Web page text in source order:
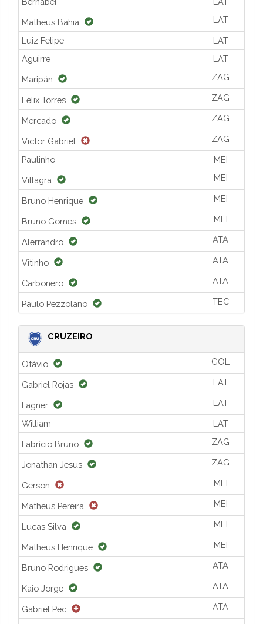
Matheus Bahia LAT
Luiz Felipe
LAT
Aguirre
LAT
Maripán ZAG
Félix Torres ZAG
Mercado ZAG
Victor Gabriel ZAG
Paulinho MEI
Villagra MEI
Bruno Henrique MEI
Bruno Gomes MEI
Alerrandro ATA
Vitinho ATA
Carbonero ATA
Paulo Pezzolano TEC
CRUZEIRO
Otávio GOL
Gabriel Rojas LAT
Fagner LAT
William LAT
Fabrício Bruno ZAG
Jonathan Jesus ZAG
Gerson MEI
Matheus Pereira MEI
Lucas Silva MEI
Matheus Henrique MEI
Bruno Rodrigues ATA
Kaio Jorge ATA
Gabriel Pec ATA